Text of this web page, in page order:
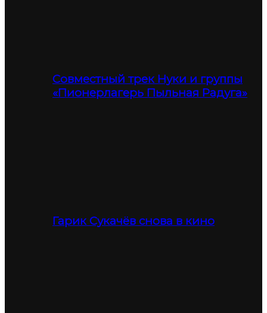
Совместный трек Нуки и группы
«Пионерлагерь Пыльная Радуга»
Гарик Сукачёв снова в кино